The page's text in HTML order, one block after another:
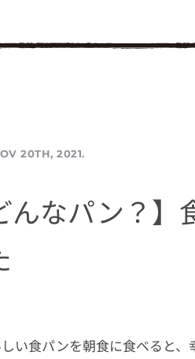
20TH, 2021.
んなパン？】
い食パンを朝食に食べると、